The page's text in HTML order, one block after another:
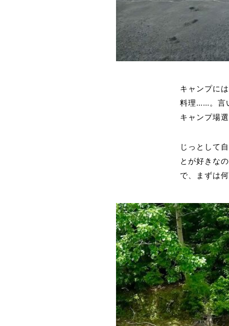
キャンプに
料理……。言
キャンプ場
じっとして
とが好きな
で、まずは